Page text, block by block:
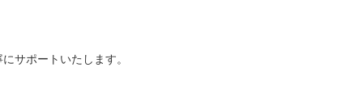
サポートいたします。